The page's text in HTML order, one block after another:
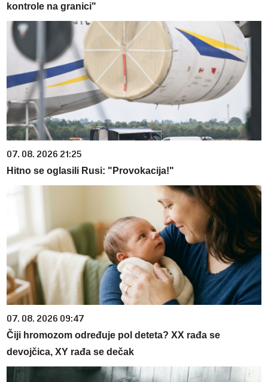
kontrole na granici"
07. 08. 2026 21:25
Hitno se oglasili Rusi: "Provokacija!"
07. 08. 2026 09:47
Čiji hromozom određuje pol deteta? XX rađa se
devojčica, XY rađa se dečak